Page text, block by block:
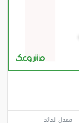
معدل العائد